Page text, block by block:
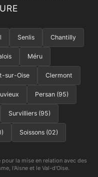
Senlis Chantilly
Méru
sur-Oise Clermont
Persan (95)
Survilliers (95)
Soissons (02)
la mise en relation avec des
l'Aisne et le Val-d'Oise.